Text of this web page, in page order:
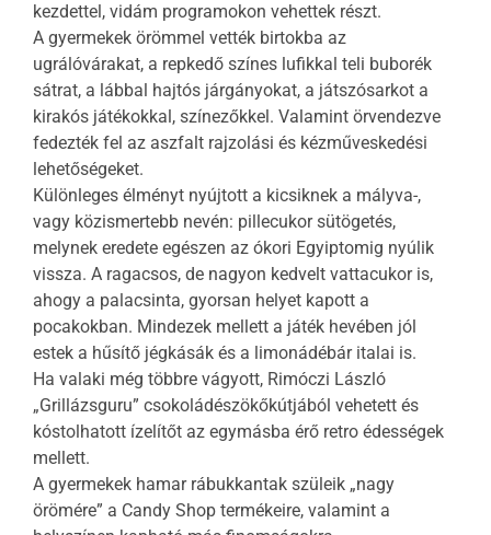
kezdettel, vidám programokon vehettek részt.
A gyermekek örömmel vették birtokba az
ugrálóvárakat, a repkedő színes lufikkal teli buborék
sátrat, a lábbal hajtós járgányokat, a játszósarkot a
kirakós játékokkal, színezőkkel. Valamint örvendezve
fedezték fel az aszfalt rajzolási és kézműveskedési
lehetőségeket.
Különleges élményt nyújtott a kicsiknek a mályva-,
vagy közismertebb nevén: pillecukor sütögetés,
melynek eredete egészen az ókori Egyiptomig nyúlik
vissza. A ragacsos, de nagyon kedvelt vattacukor is,
ahogy a palacsinta, gyorsan helyet kapott a
pocakokban. Mindezek mellett a játék hevében jól
estek a hűsítő jégkásák és a limonádébár italai is.
Ha valaki még többre vágyott, Rimóczi László
„Grillázsguru” csokoládészökőkútjából vehetett és
kóstolhatott ízelítőt az egymásba érő retro édességek
mellett.
A gyermekek hamar rábukkantak szüleik „nagy
örömére” a Candy Shop termékeire, valamint a